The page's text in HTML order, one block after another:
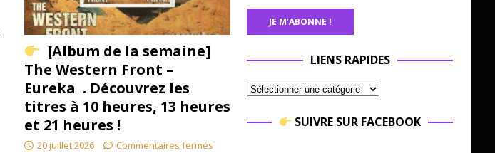
[Album de la semaine]
The Western Front –
Eureka . Découvrez les
titres à 10 heures, 13 heures
et 21 heures !
20 juillet 2026 Commentaires fermés
LIENS RAPIDES
SUIVRE SUR FACEBOOK